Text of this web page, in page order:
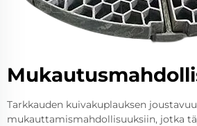
Tarkkauden kuivakuplauksen
mukauttamismahdollisuuksiin, jotka